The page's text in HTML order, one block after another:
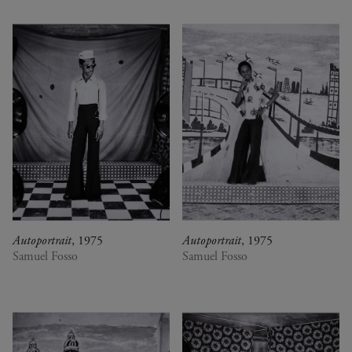
Autoportrait, 1975
Samuel Fosso
Autoportrait, 1975
Samuel Fosso